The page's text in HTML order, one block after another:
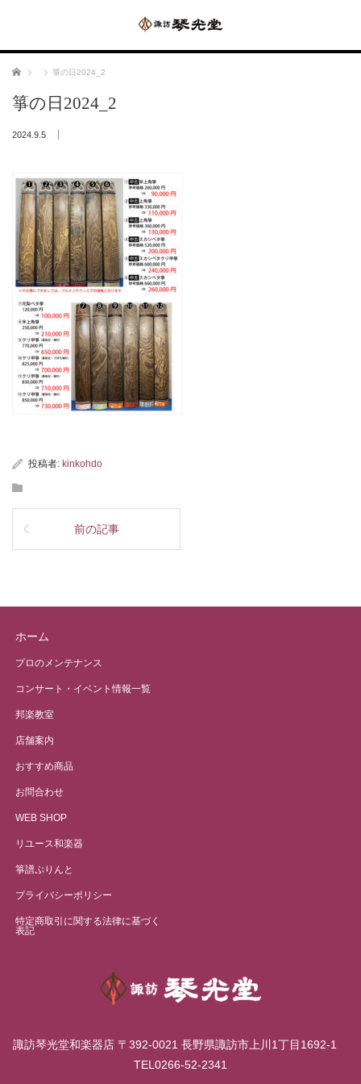
ホーム 箏の日2024_2
箏の日2024_2
2024.9.5
投稿者: kinkohdo
前の記事
ホーム
プロのメンテナンス
コンサート・イベント情報一覧
邦楽教室
店舗案内
おすすめ商品
お問合わせ
WEB SHOP
リユース和楽器
箏譜ぷりんと
プライバシーポリシー
特定商取引に関する法律に基づく
表記
諏訪琴光堂和楽器店 〒392-0021 長野県諏訪市上川1丁目1692-1
TEL0266-52-2341